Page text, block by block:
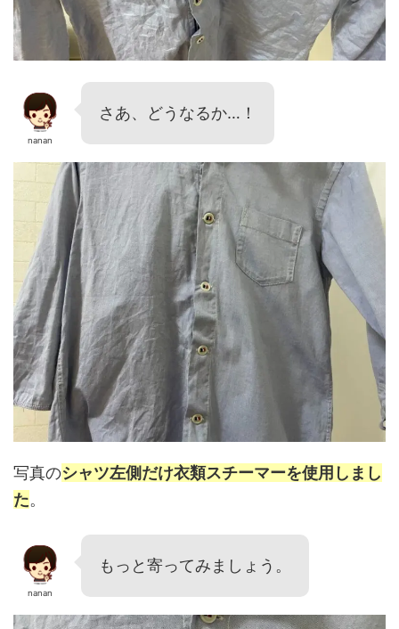
nanan
さあ、どうなるか…！
写真のシャツ左側だけ衣類スチーマーを使用しまし
た。
nanan
もっと寄ってみましょう。